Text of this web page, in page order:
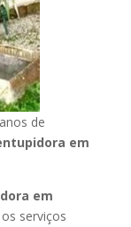
de
em
em
serviços